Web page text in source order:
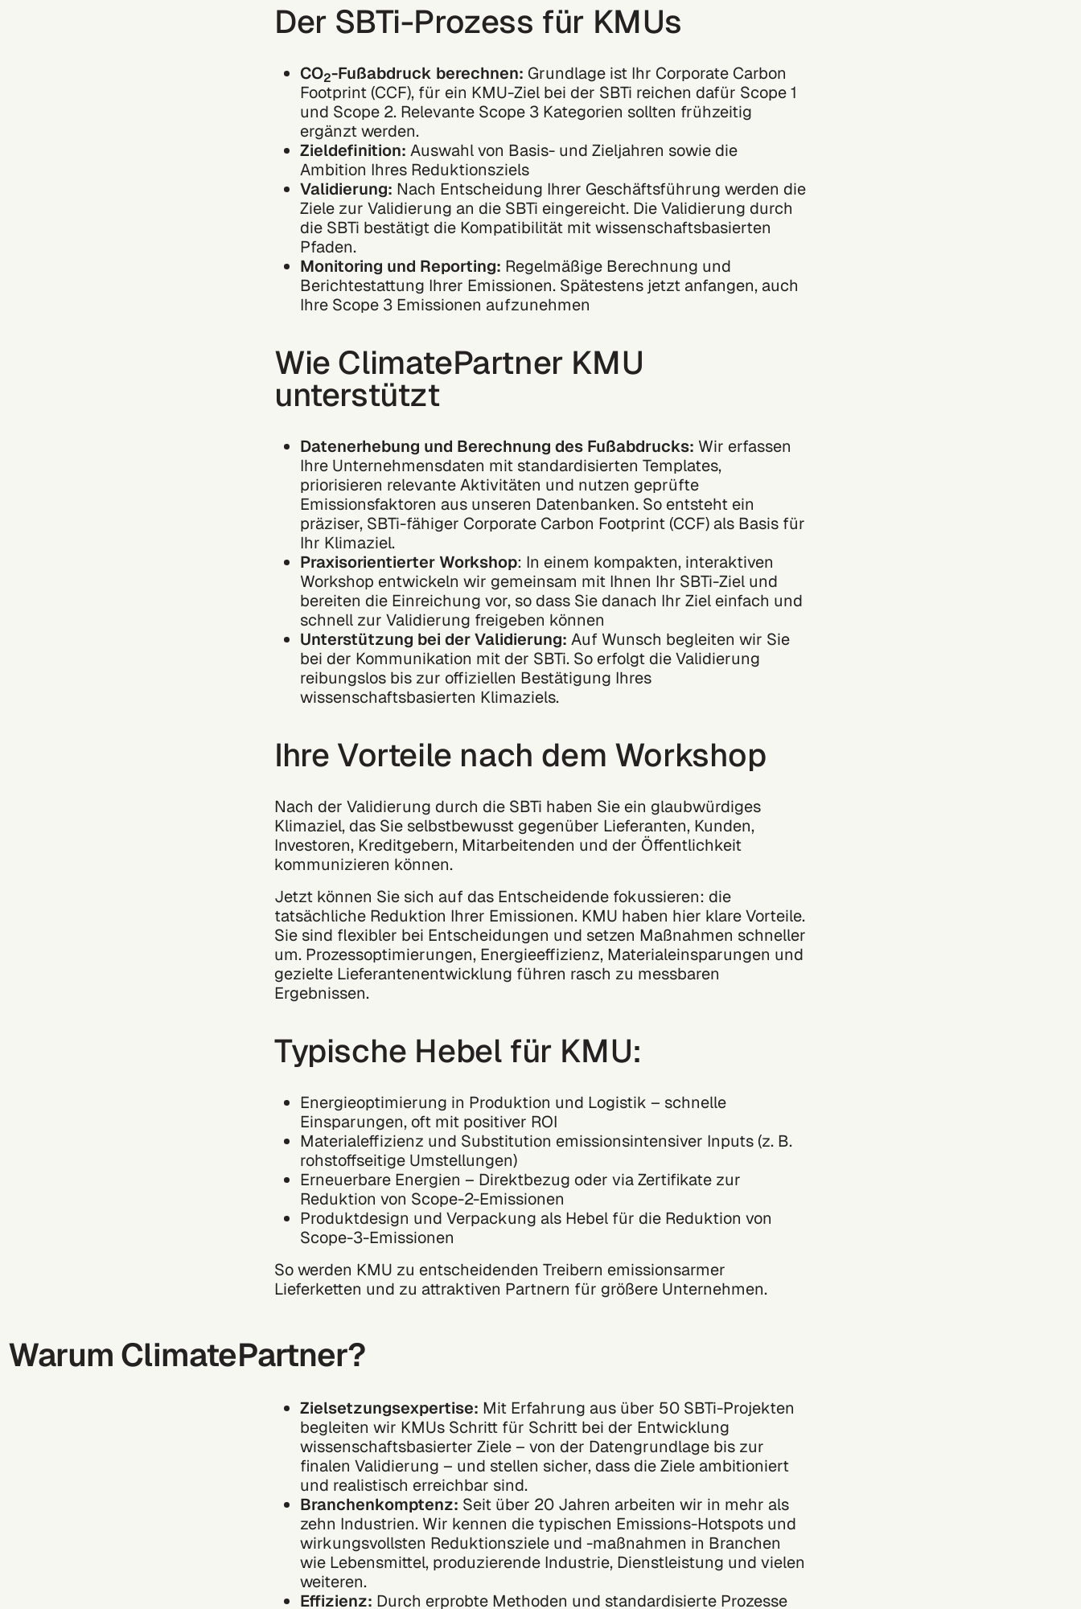
Der SBTi-Prozess für KMUs
CO2-Fußabdruck berechnen: Grundlage ist Ihr Corporate Carbon
Footprint (CCF), für ein KMU-Ziel bei der SBTi reichen dafür Scope 1
und Scope 2. Relevante Scope 3 Kategorien sollten frühzeitig
ergänzt werden.
Zieldefinition: Auswahl von Basis- und Zieljahren sowie die
Ambition Ihres Reduktionsziels
Validierung: Nach Entscheidung Ihrer Geschäftsführung werden die
Ziele zur Validierung an die SBTi eingereicht. Die Validierung durch
die SBTi bestätigt die Kompatibilität mit wissenschaftsbasierten
Pfaden.
Monitoring und Reporting: Regelmäßige Berechnung und
Berichtestattung Ihrer Emissionen. Spätestens jetzt anfangen, auch
Ihre Scope 3 Emissionen aufzunehmen
Wie ClimatePartner KMU
unterstützt
Datenerhebung und Berechnung des Fußabdrucks: Wir erfassen
Ihre Unternehmensdaten mit standardisierten Templates,
priorisieren relevante Aktivitäten und nutzen geprüfte
Emissionsfaktoren aus unseren Datenbanken. So entsteht ein
präziser, SBTi-fähiger Corporate Carbon Footprint (CCF) als Basis für
Ihr Klimaziel.
Praxisorientierter Workshop: In einem kompakten, interaktiven
Workshop entwickeln wir gemeinsam mit Ihnen Ihr SBTi-Ziel und
bereiten die Einreichung vor, so dass Sie danach Ihr Ziel einfach und
schnell zur Validierung freigeben können
Unterstützung bei der Validierung: Auf Wunsch begleiten wir Sie
bei der Kommunikation mit der SBTi. So erfolgt die Validierung
reibungslos bis zur offiziellen Bestätigung Ihres
wissenschaftsbasierten Klimaziels.
Ihre Vorteile nach dem Workshop
Nach der Validierung durch die SBTi haben Sie ein glaubwürdiges
Klimaziel, das Sie selbstbewusst gegenüber Lieferanten, Kunden,
Investoren, Kreditgebern, Mitarbeitenden und der Öffentlichkeit
kommunizieren können.
Jetzt können Sie sich auf das Entscheidende fokussieren: die
tatsächliche Reduktion Ihrer Emissionen. KMU haben hier klare Vorteile.
Sie sind flexibler bei Entscheidungen und setzen Maßnahmen schneller
um. Prozessoptimierungen, Energieeffizienz, Materialeinsparungen und
gezielte Lieferantenentwicklung führen rasch zu messbaren
Ergebnissen.
Typische Hebel für KMU:
Energieoptimierung in Produktion und Logistik – schnelle
Einsparungen, oft mit positiver ROI
Materialeffizienz und Substitution emissionsintensiver Inputs (z. B.
rohstoffseitige Umstellungen)
Erneuerbare Energien – Direktbezug oder via Zertifikate zur
Reduktion von Scope-2-Emissionen
Produktdesign und Verpackung als Hebel für die Reduktion von
Scope-3-Emissionen
So werden KMU zu entscheidenden Treibern emissionsarmer
Lieferketten und zu attraktiven Partnern für größere Unternehmen.
Warum ClimatePartner?
Zielsetzungsexpertise: Mit Erfahrung aus über 50 SBTi-Projekten
begleiten wir KMUs Schritt für Schritt bei der Entwicklung
wissenschaftsbasierter Ziele – von der Datengrundlage bis zur
finalen Validierung – und stellen sicher, dass die Ziele ambitioniert
und realistisch erreichbar sind.
Branchenkomptenz: Seit über 20 Jahren arbeiten wir in mehr als
zehn Industrien. Wir kennen die typischen Emissions-Hotspots und
wirkungsvollsten Reduktionsziele und -maßnahmen in Branchen
wie Lebensmittel, produzierende Industrie, Dienstleistung und vielen
weiteren.
Effizienz: Durch erprobte Methoden und standardisierte Prozesse